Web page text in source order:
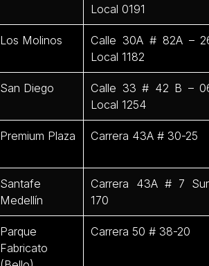
Local 0191
Los Molinos
Calle 30A # 82A –
Local 1182
San Diego
Calle 33 # 42 B –
Local 1254
Premium Plaza Carrera 43A # 30-25
Santafe
Medellín
Carrera 43A # 7
170
Parque
Fabricato
Carrera 50 # 38-20